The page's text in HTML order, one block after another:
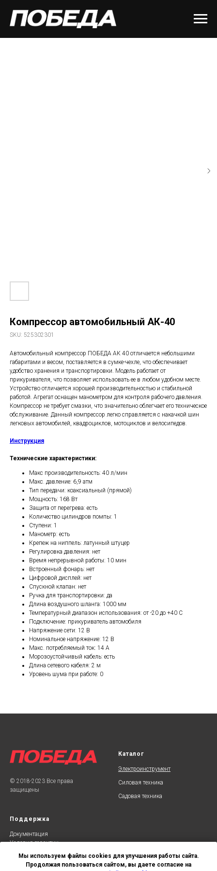
Мы используем файлы cookies для улучшения работы сайта.
Продолжая пользоваться сайтом, вы даете согласие на
Компрессор автомобильный АК-40
SKU: 525302301
Автомобильный компрессор ПОБЕДА АК 40 отличается небольшими
габаритами и весом, поставляется в сумке-чехле, что обеспечивает
удобство хранения и транспортировки. Модель работает от
прикуривателя, что позволяет использовать ее в любом удобном месте.
Устройство отличается хорошей производительностью и стабильной
работой. Агрегат оснащен манометром для контроля рабочего давления.
Компрессор не требует смазки, что значительно облегчает его техническое
обслуживание. Данный компрессор легко справляется с накачкой шин
легковых автомобилей, квадроциклов, мотоциклов и велосипедов.
Инструкция
Технические характеристики:
Макс производительность: 40 л/мин
Макс. давление: 6,9 атм
Тип передачи: коаксиальный (прямой)
Мощность: 168 Вт
Защита от перегрева: есть
Количество цилиндров помпы: 1
Ступени: 1
Манометр: есть
Крепеж на ниппель: латунный штуцер
Регулировка давления: нет
Время непрерывной работы: 10 мин
Встроенный фонарь: нет
Цифровой дисплей: нет
Спускной клапан: нет
Ручка для транспортировки: да
Длина воздушного шланга: 1000 мм
Температурный диапазон использования: от -20 до +40 С
Подключение: прикуриватель автомобиля
Напряжение сети: 12 В
Номинальное напряжение: 12 В
Макс. потребляемый ток: 14 А
Морозоустойчивый кабель: есть
Длина сетевого кабеля: 2 м
Уровень шума при работе: 0
© 2018-2023 Все права
защищены
Каталог
Электроинструмент
Силовая техника
Садовая техника
Поддержка
Документация
Условия гарантии